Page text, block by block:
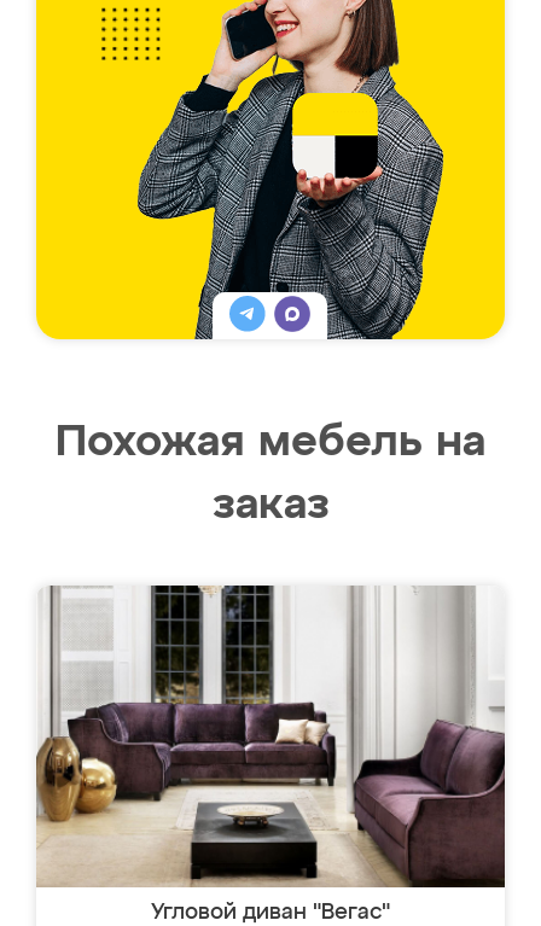
Похожая мебель на
заказ
Угловой диван "Вегас"